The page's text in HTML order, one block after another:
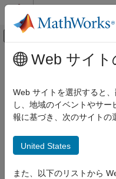
コンテンツへスキップ
オフキャンバ
ドキュメンテーションのホーム
Control Systems
メインコンテンツ
Web サイト
Web サイトを選択すると
し、地域のイベントやサ
報に基づき、次のサイトの
United States
また、以下のリストから